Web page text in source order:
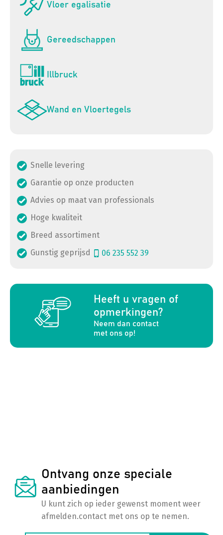
Vloer egalisatie
Gereedschappen
Illbruck
Wand en Vloertegels
Snelle levering
Garantie op onze producten
Advies op maat van professionals
Hoge kwaliteit
Breed assortiment
Gunstig geprijsd
06 235 552 39
Heeft u vragen of
opmerkingen?
Neem dan contact
met ons op!
a
Ontvang onze speciale
aanbiedingen
U kunt zich op ieder gewenst moment weer
afmelden.contact met ons op te nemen.